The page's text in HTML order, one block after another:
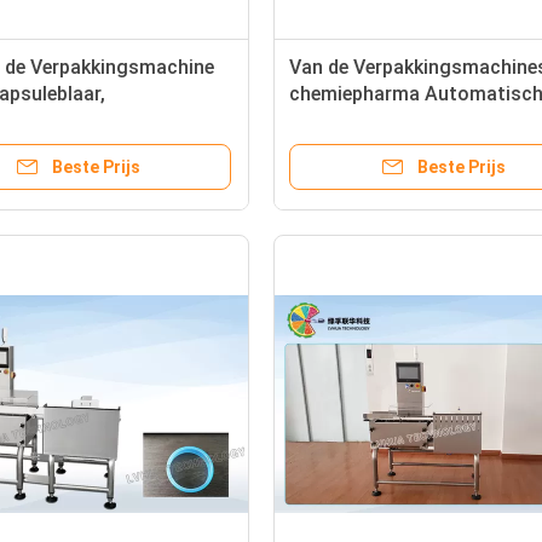
de Verpakkingsmachine
voor snoepjes,
kauwt gom enz.
Beste Prijs
Van de
chemiepharma Automatisch
Beste Prijs